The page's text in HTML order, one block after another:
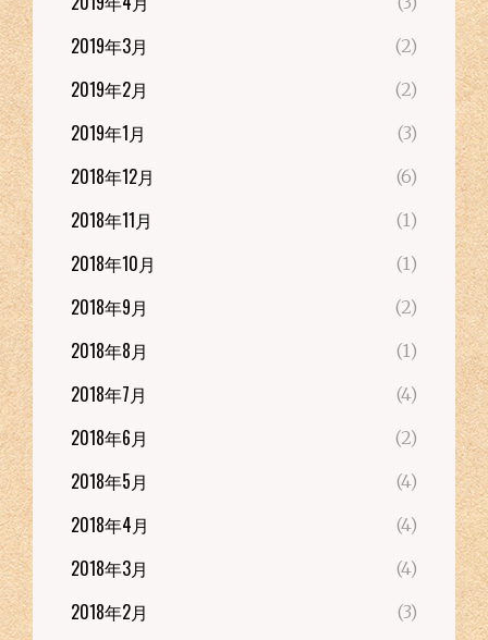
2019年3月 (2)
2019年2月 (2)
2019年1月 (3)
2018年12月 (6)
2018年11月 (1)
2018年10月 (1)
2018年9月 (2)
2018年8月 (1)
2018年7月 (4)
2018年6月 (2)
2018年5月 (4)
2018年4月 (4)
2018年3月 (4)
2018年2月 (3)